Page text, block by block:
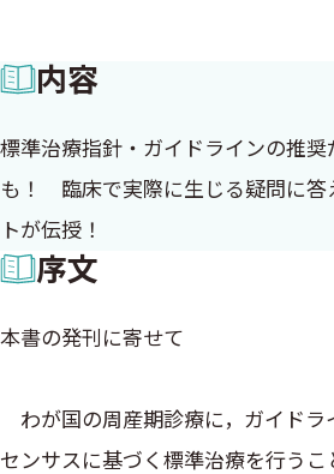
内容
標準治療指針・ガイドラインの推
も！ 臨床で実際に生じる疑問に答
トが伝授！
序文
本書の発刊に寄せて
わが国の周産期診療に，ガイド
センサスに基づく標準治療を行う